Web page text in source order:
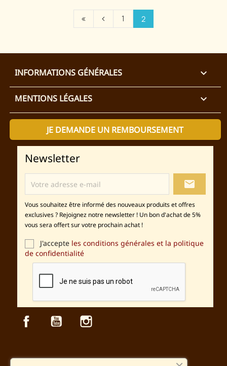
1 2
INFORMATIONS GÉNÉRALES 
MENTIONS LÉGALES 
JE DEMANDE UN REMBOURSEMENT
Newsletter
local_post_office
Vous souhaitez être informé des nouveaux produits et offres
exclusives ? Rejoignez notre newsletter ! Un bon d'achat de 5%
vous sera offert sur votre prochain achat !
J'accepte les conditions générales et la politique
de confidentialité
Facebook YouTube